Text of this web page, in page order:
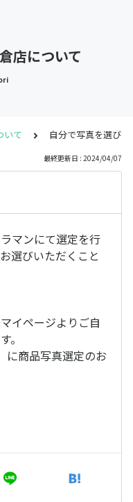
店について
いて 自分で写真を選びた
最終更新日 : 2024/04/07
マンにて選定を行
選びいただくこと
イページよりご自
。
に商品写真選定のお